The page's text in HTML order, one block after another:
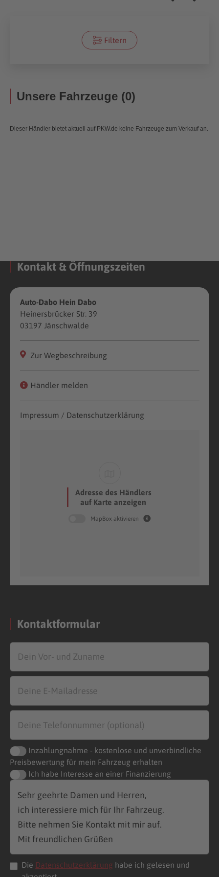
Filtern
Unsere Fahrzeuge (0)
Dieser Händler bietet aktuell auf PKW.de keine Fahrzeuge zum Verkauf an.
Kontakt & Öffnungszeiten
Auto-Dabo Hein Dabo
Heinersbrücker Str. 39
03197 Jänschwalde
Zur Wegbeschreibung
Händler melden
Impressum / Datenschutzerklärung
Adresse des Händlers
auf Karte anzeigen
MapBox aktivieren
Kontaktformular
Inzahlungnahme - kostenlose und unverbindliche
Preisbewertung für mein Fahrzeug erhalten
Ich habe Interesse an einer Finanzierung
Die Datenschutzerklärung habe ich gelesen und